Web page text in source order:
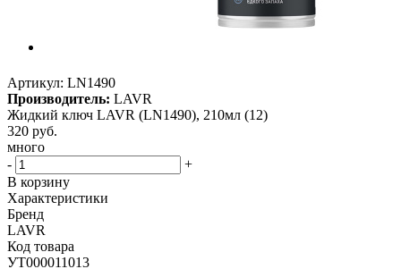
Артикул: LN1490
Производитель: LAVR
Жидкий ключ LAVR (LN1490), 210мл (12)
320 руб.
много
-
+
В корзину
Характеристики
Бренд
LAVR
Код товара
УТ000011013